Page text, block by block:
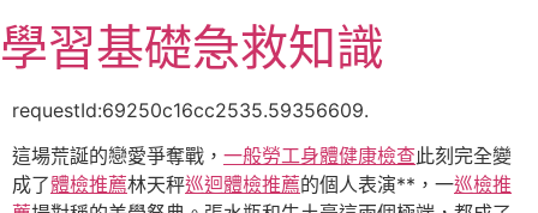
至
主
容
學習基礎急救知識
requestId:69250c16cc2535.59356609.
這場荒誕的戀愛爭奪戰， 一般勞工身體健康檢查此刻完全變
成了體檢推薦林天秤巡迴體檢推薦的個人表演**，一巡檢推